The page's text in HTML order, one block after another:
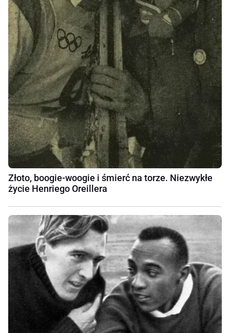
Złoto, boogie-woogie i śmierć na torze. Niezwykłe
życie Henriego Oreillera